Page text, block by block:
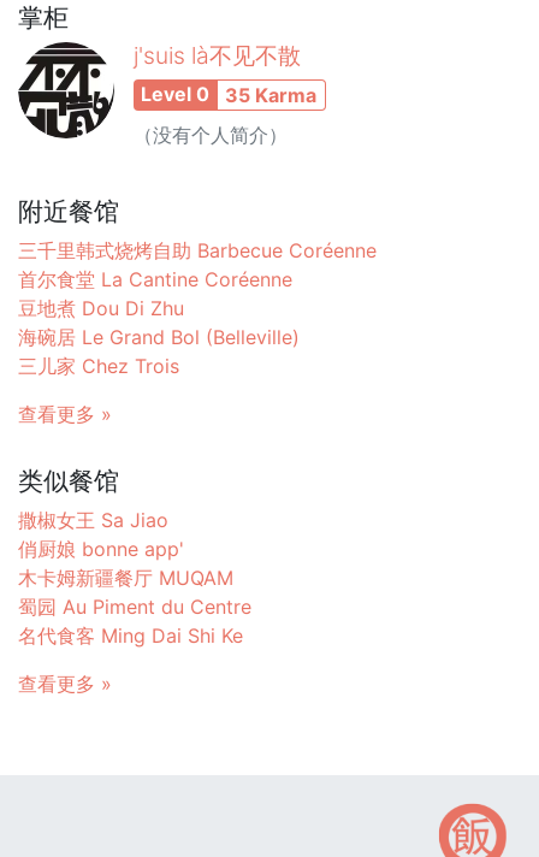
掌柜
j'suis là不见不散
Level 0
35 Karma
（没有个人简介）
附近餐馆
三千里韩式烧烤自助 Barbecue Coréenne
首尔食堂 La Cantine Coréenne
豆地煮 Dou Di Zhu
海碗居 Le Grand Bol (Belleville)
三儿家 Chez Trois
查看更多 »
类似餐馆
撒椒女王 Sa Jiao
俏厨娘 bonne app'
木卡姆新疆餐厅 MUQAM
蜀园 Au Piment du Centre
名代食客 Ming Dai Shi Ke
查看更多 »